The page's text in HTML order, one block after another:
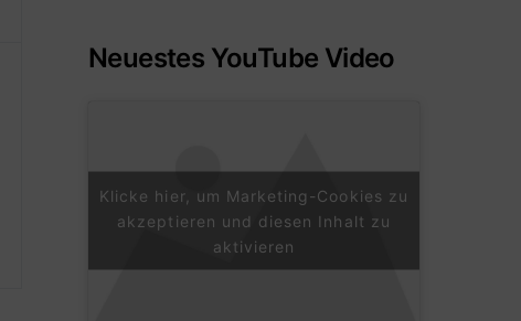
Neuestes YouTube Video
Klicke hier, um Marketing-Cookies zu
akzeptieren und diesen Inhalt zu
aktivieren